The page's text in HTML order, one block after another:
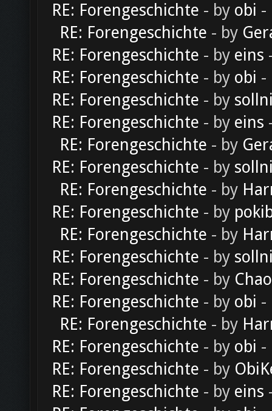
RE: Forengeschichte - by obi -
RE: Forengeschichte - by
RE: Forengeschichte - by eins
RE: Forengeschichte - by obi -
RE: Forengeschichte - by
RE: Forengeschichte - by eins
RE: Forengeschichte - by
RE: Forengeschichte - by
RE: Forengeschichte - by
RE: Forengeschichte - by
RE: Forengeschichte - by
RE: Forengeschichte - by
RE: Forengeschichte - by
RE: Forengeschichte - by obi -
RE: Forengeschichte - by
RE: Forengeschichte - by obi -
RE: Forengeschichte - by
RE: Forengeschichte - by eins